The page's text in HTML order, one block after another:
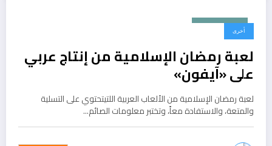
أخرى
لعبة رمضان الإسلامية من إنتاج عربي
على «آيفون»
لعبة رمضان الإسلامية من الألعاب العربية اللتيتحتوي على التسلية
والمتعة، والاستفادة معاً، وتختبر معلومات الصائم…